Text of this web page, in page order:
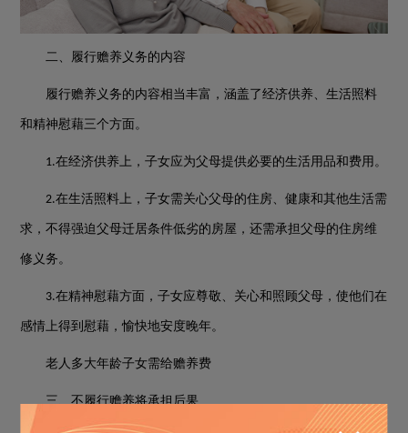
二、履行赡养义务的内容
履行赡养义务的内容相当丰富，涵盖了经济供养、生活照料
和精神慰藉三个方面。
1.在经济供养上，子女应为父母提供必要的生活用品和费用。
2.在生活照料上，子女需关心父母的住房、健康和其他生活需
求，不得强迫父母迁居条件低劣的房屋，还需承担父母的住房维
修义务。
3.在精神慰藉方面，子女应尊敬、关心和照顾父母，使他们在
感情上得到慰藉，愉快地安度晚年。
老人多大年龄子女需给赡养费
三、不履行赡养将承担后果